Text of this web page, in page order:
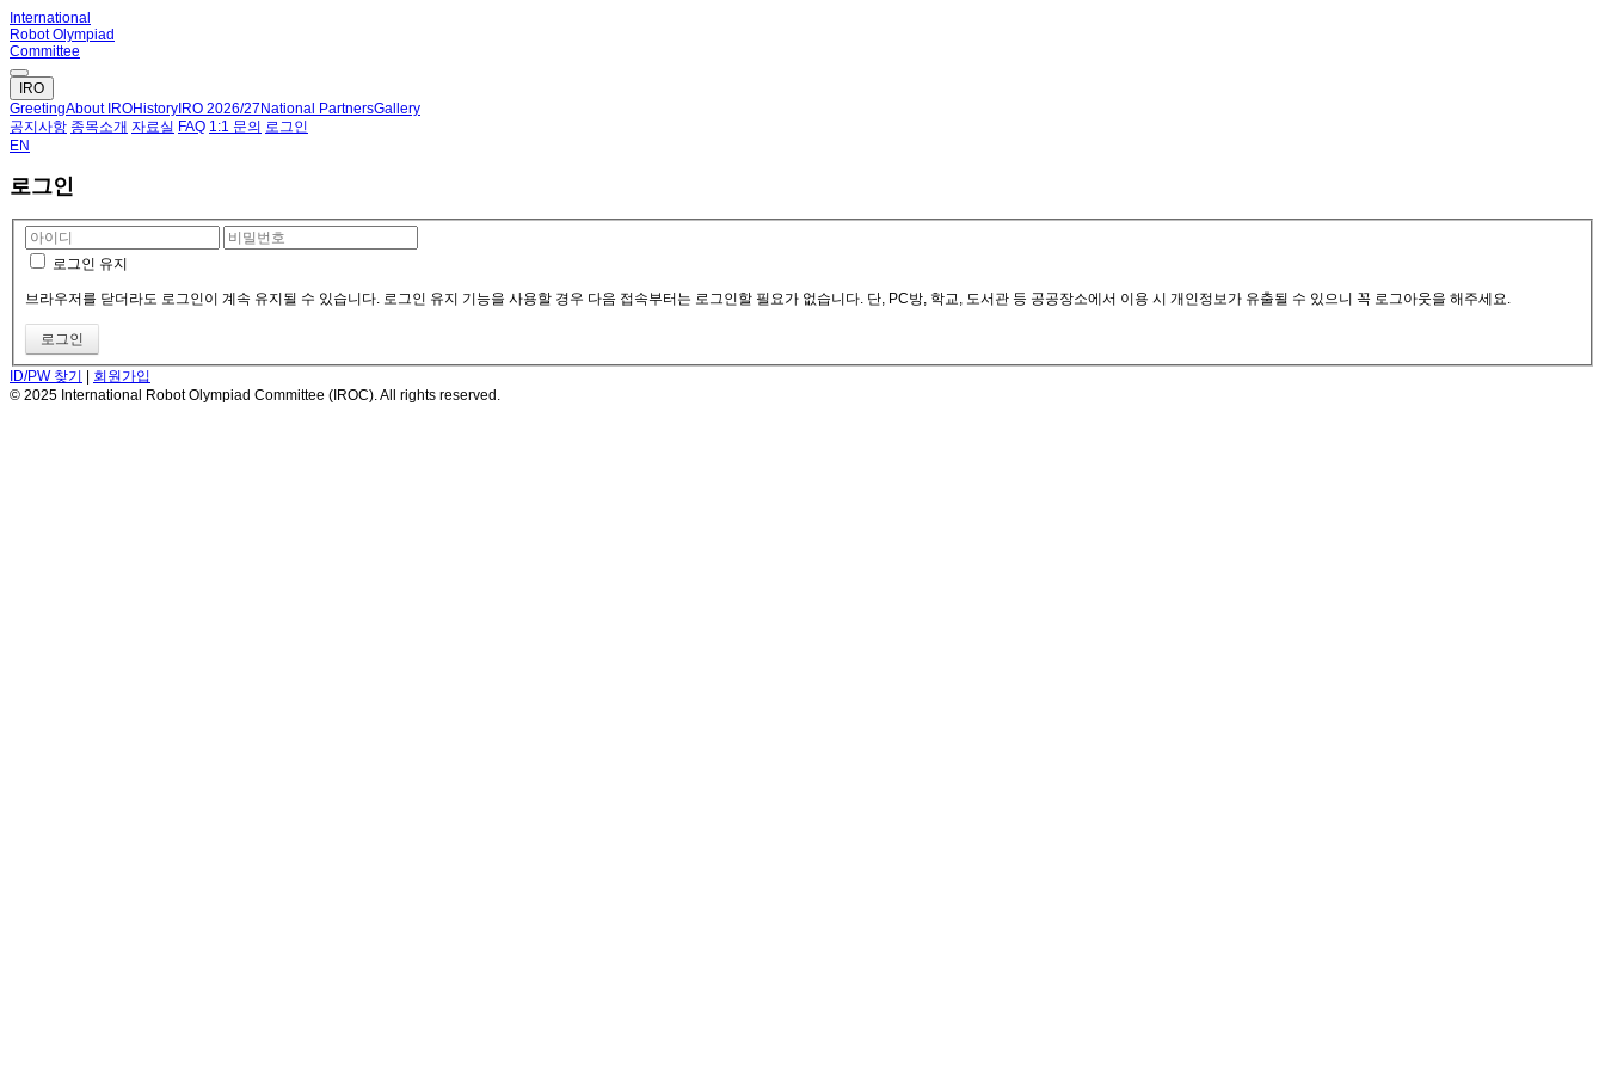
International
Robot Olympiad
Committee
IRO
GreetingAbout IROHistory IRO 2026/27 National PartnersGallery
공지사항 종목소개 자료실 FAQ 1:1 문의 로그인
EN
로그인
로그인 유지
브라우저를 닫더라도 로그인이 계속 유지될 수 있습니다. 로그인 유지 기능을 사용할 경우 다음 접속부터는 로그인할 필요가 없습니다. 단, PC방, 학교, 도서관 등 공공장소에서 이용 시 개인정보가 유출될 수 있으니 꼭 로그아웃을 해주세요.
ID/PW 찾기 | 회원가입
© 2025 International Robot Olympiad Committee (IROC). All rights reserved.